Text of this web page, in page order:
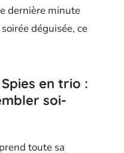
dernière minute
déguisée, ce
en trio :
soi-
toute sa